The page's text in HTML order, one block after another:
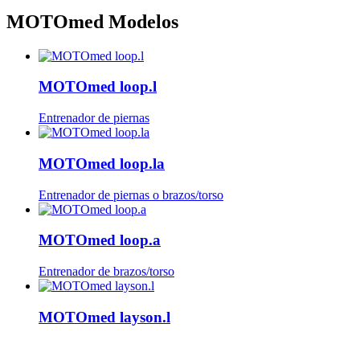
MOTOmed Modelos
MOTOmed loop.l
Entrenador de piernas
MOTOmed loop.la
Entrenador de piernas o brazos/torso
MOTOmed loop.a
Entrenador de brazos/torso
MOTOmed layson.l